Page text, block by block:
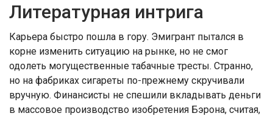
Литературная интрига
Карьера быстро пошла в гору. Эмигрант пытался в
корне изменить ситуацию на рынке, но не смог
одолеть могущественные табачные тресты. Странно,
но на фабриках сигареты по-прежнему скручивали
вручную. Финансисты не спешили вкладывать деньги
в массовое производство изобретения Бэрона, считая,